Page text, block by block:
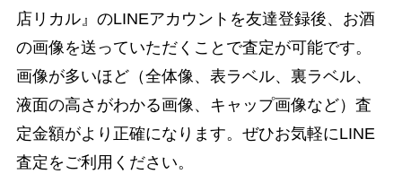
店リカル』のLINEアカウントを友達登録後、お酒
の画像を送っていただくことで査定が可能です。
画像が多いほど（全体像、表ラベル、裏ラベル、
液面の高さがわかる画像、キャップ画像など）査
定金額がより正確になります。ぜひお気軽にLINE
査定をご利用ください。